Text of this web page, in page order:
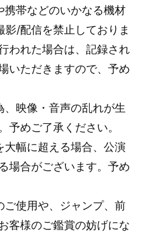
携帯などのいかなる機材
/配信を禁止しておりま
われた場合は、記録され
いただきますので、予め
映像・音声の乱れが生
予めご了承ください。
幅に超える場合、公演
場合がございます。予め
ご使用や、ジャンプ、前
客様のご鑑賞の妨げにな